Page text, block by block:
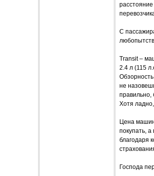
С
Transit –
2.4 л (115
не
правильно,
Хотя
Цена
покупать,
благодаря
Господа